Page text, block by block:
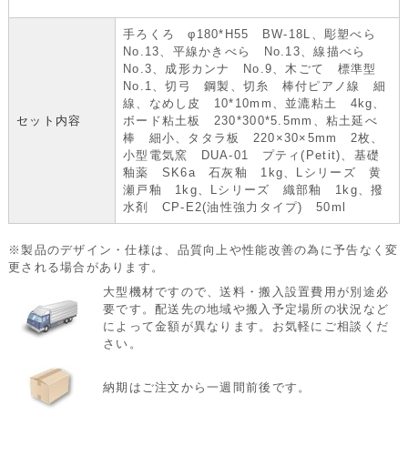
セット内容
手ろくろ φ180*H55 BW-18L、彫塑べら
No.13、平線かきべら No.13、線描べら
No.3、成形カンナ No.9、木ごて 標準型
No.1、切弓 鋼製、切糸 棒付ピアノ線 細
線、なめし皮 10*10mm、並漉粘土 4kg、
ボード粘土板 230*300*5.5mm、粘土延べ
棒 細小、タタラ板 220×30×5mm 2枚、
小型電気窯 DUA-01 プティ(Petit)、基礎
釉薬 SK6a 石灰釉 1kg、Lシリーズ 黄
瀬戸釉 1kg、Lシリーズ 織部釉 1kg、撥
水剤 CP-E2(油性強力タイプ) 50ml
※製品のデザイン・仕様は、品質向上や性能改善の為に予告なく変
更される場合があります。
大型機材ですので、送料・搬入設置費用が別途必
要です。配送先の地域や搬入予定場所の状況など
によって金額が異なります。お気軽にご相談くだ
さい。
納期はご注文から一週間前後です。